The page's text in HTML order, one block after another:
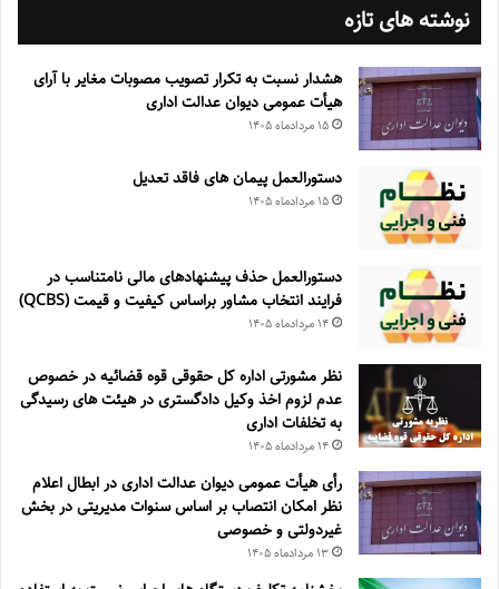
نوشته های تازه
هشدار نسبت به تکرار تصویب مصوبات مغایر با آرای
هیأت عمومی دیوان عدالت اداری
۱۵ مرداد‌ماه ۱۴۰۵
دستورالعمل پیمان های فاقد تعدیل
۱۵ مرداد‌ماه ۱۴۰۵
دستورالعمل حذف پيشنهادهای مالی نامتناسب در
فرايند انتخاب مشاور براساس كيفيت و قيمت (QCBS)
۱۴ مرداد‌ماه ۱۴۰۵
نظر مشورتی اداره کل حقوقی قوه قضائیه در خصوص
عدم لزوم اخذ وکیل دادگستری در هیئت های رسیدگی
به تخلفات اداری
۱۴ مرداد‌ماه ۱۴۰۵
رأی هیأت عمومی دیوان عدالت اداری در ابطال اعلام
نظر امکان انتصاب بر اساس سنوات مدیریتی در بخش
غیردولتی و خصوصی
۱۳ مرداد‌ماه ۱۴۰۵